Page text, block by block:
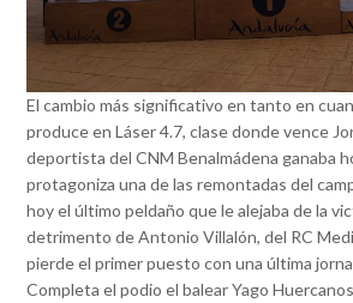
El cambio más significativo en tanto en
produce en Láser 4.7, clase donde vence
deportista del CNM Benalmádena ganaba
protagoniza una de las remontadas del
hoy el último peldaño que le alejaba de la
detrimento de Antonio Villalón, del RC
pierde el primer puesto con una última
Completa el podio el balear Yago